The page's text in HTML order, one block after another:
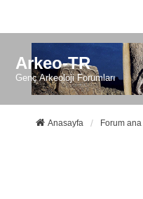
Arkeo-TR
Genç Arkeoloji Forumları
Anasayfa Forum